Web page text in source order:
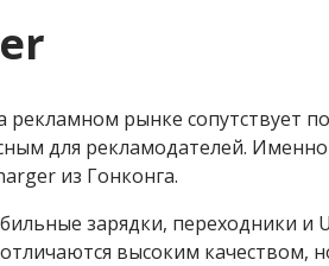
рекламном рынке сопутствует
для рекламодателей.
из Гонконга.
зарядки, переходники и
высоким качеством,